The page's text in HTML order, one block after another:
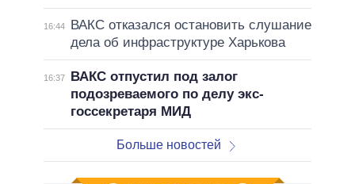
16:44
ВАКС отказался остановить слушание
дела об инфраструктуре Харькова
16:37
ВАКС отпустил под залог
подозреваемого по делу экс-
госсекретаря МИД
Больше новостей